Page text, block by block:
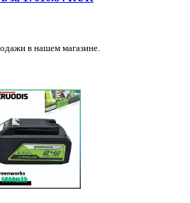
в нашем магазине.